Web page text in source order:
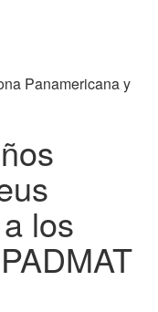
Panamericana y
los